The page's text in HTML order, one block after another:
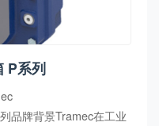
P系列
品牌背景Tramec在工业